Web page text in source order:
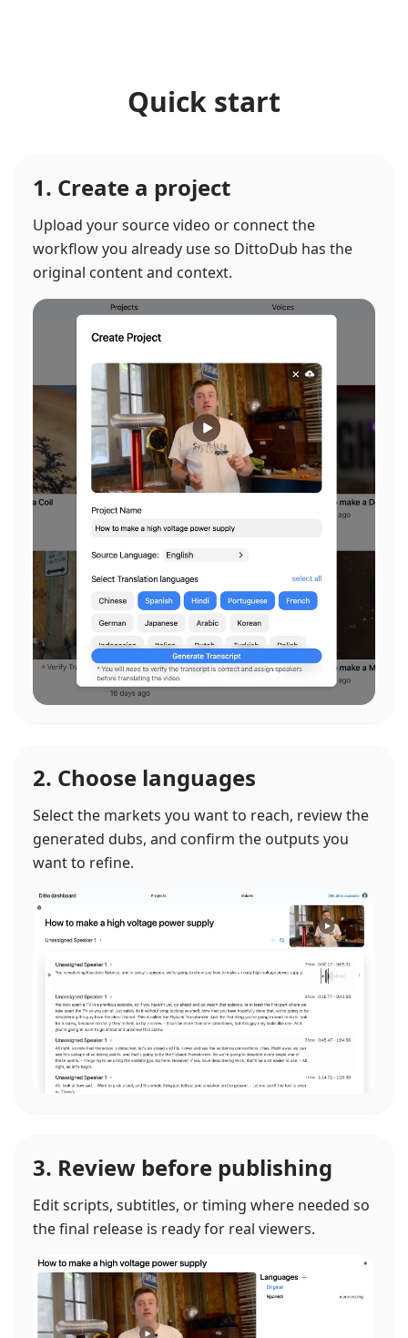
Quick start
1. Create a project
Upload your source video or connect the
workflow you already use so DittoDub has the
original content and context.
2. Choose languages
Select the markets you want to reach, review the
generated dubs, and confirm the outputs you
want to refine.
3. Review before publishing
Edit scripts, subtitles, or timing where needed so
the final release is ready for real viewers.